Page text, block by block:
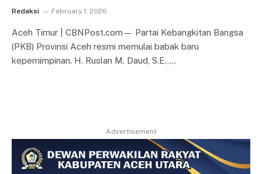
Redaksi February 1, 2026
Aceh Timur | CBNPost.com— Partai Kebangkitan Bangsa
(PKB) Provinsi Aceh resmi memulai babak baru
kepemimpinan. H. Ruslan M. Daud, S.E.,…
Advertisement